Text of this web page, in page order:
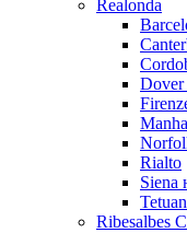
Realonda
Dover
Rialto
Siena
Ribesalbes